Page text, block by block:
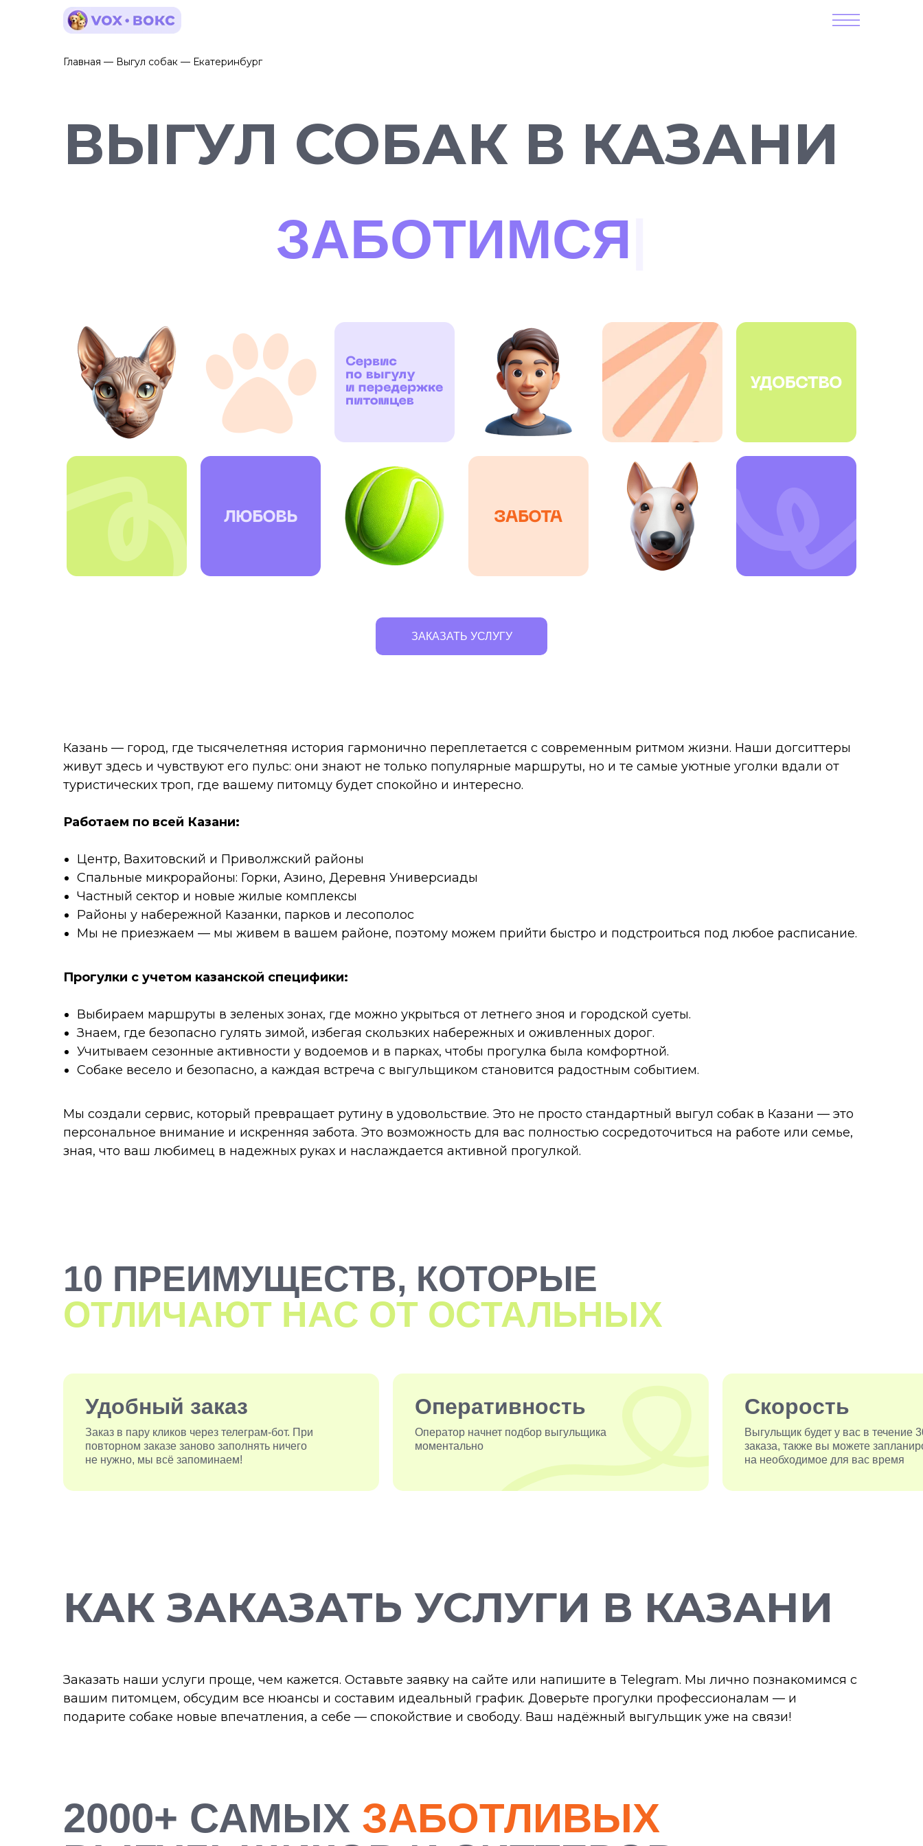
Главная — Выгул собак — Екатеринбург
ВЫГУЛ СОБАК В КАЗАНИ
КОРМ|
ЗАКАЗАТЬ УСЛУГУ
Казань — город, где тысячелетняя история гармонично переплетается с современным ритмом жизни. Наши догситтеры
живут здесь и чувствуют его пульс: они знают не только популярные маршруты, но и те самые уютные уголки вдали от
туристических троп, где вашему питомцу будет спокойно и интересно.
Работаем по всей Казани:
Центр, Вахитовский и Приволжский районы
Спальные микрорайоны: Горки, Азино, Деревня Универсиады
Частный сектор и новые жилые комплексы
Районы у набережной Казанки, парков и лесополос
Мы не приезжаем — мы живем в вашем районе, поэтому можем прийти быстро и подстроиться под любое расписание.
Прогулки с учетом казанской специфики:
Выбираем маршруты в зеленых зонах, где можно укрыться от летнего зноя и городской суеты.
Знаем, где безопасно гулять зимой, избегая скользких набережных и оживленных дорог.
Учитываем сезонные активности у водоемов и в парках, чтобы прогулка была комфортной.
Собаке весело и безопасно, а каждая встреча с выгульщиком становится радостным событием.
Мы создали сервис, который превращает рутину в удовольствие. Это не просто стандартный выгул собак в Казани — это
персональное внимание и искренняя забота. Это возможность для вас полностью сосредоточиться на работе или семье,
зная, что ваш любимец в надежных руках и наслаждается активной прогулкой.
Листайте влево, чтобы увидеть все преимущества
10 ПРЕИМУЩЕСТВ, КОТОРЫЕ
ОТЛИЧАЮТ НАС ОТ ОСТАЛЬНЫХ
Удобный заказ
Заказ в пару кликов через телеграм-бот. При
повторном заказе заново заполнять ничего
не нужно, мы всё запоминаем!
Оперативность
Оператор начнет подбор выгульщика
моментально
Скорость
Выгульщик будет у вас в течение
заказа, также вы можете
на необходимое для вас время
КАК ЗАКАЗАТЬ УСЛУГИ В КАЗАНИ
Заказать наши услуги проще, чем кажется. Оставьте заявку на сайте или напишите в Telegram. Мы лично познакомимся с
вашим питомцем, обсудим все нюансы и составим идеальный график. Доверьте прогулки профессионалам — и
подарите собаке новые впечатления, а себе — спокойствие и свободу. Ваш надёжный выгульщик уже на связи!
2000+ САМЫХ ЗАБОТЛИВЫХ